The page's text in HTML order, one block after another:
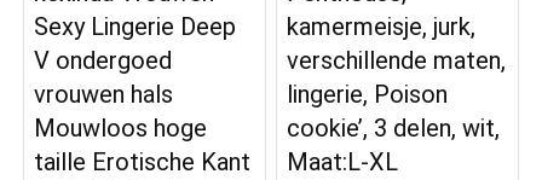
Sexy Lingerie Deep
V ondergoed
vrouwen hals
Mouwloos hoge
taille Erotische Kant
kamermeisje, jurk,
verschillende maten,
lingerie, Poison
cookie’, 3 delen, wit,
Maat:L-XL